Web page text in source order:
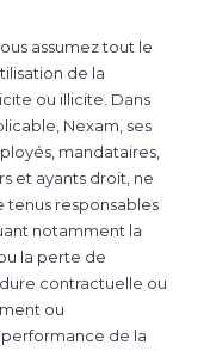
assumez tout le
de la
ou illicite. Dans
Nexam, ses
mandataires,
et ayants droit, ne
responsables
notamment la
la perte de
contractuelle ou
ou
de la